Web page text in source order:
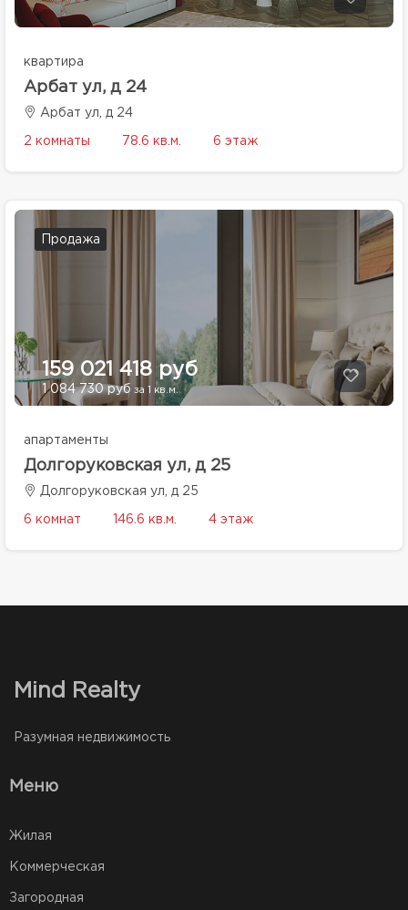
квартира
Арбат ул, д 24
Арбат ул, д 24
2 комнаты 78.6 кв.м. 6 этаж
Продажа
159 021 418 руб
1 084 730 руб за 1 кв.м.
апартаменты
Долгоруковская ул, д 25
Долгоруковская ул, д 25
6 комнат 146.6 кв.м. 4 этаж
Mind Realty
Разумная недвижимость
Меню
Жилая
Коммерческая
Загородная